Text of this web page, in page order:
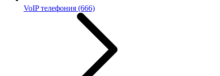
VoIP телефония (666)